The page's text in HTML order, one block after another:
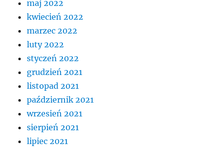
maj 2022
kwiecień 2022
marzec 2022
luty 2022
styczeń 2022
grudzień 2021
listopad 2021
październik 2021
wrzesień 2021
sierpień 2021
lipiec 2021